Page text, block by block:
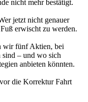
nicht mehr bestätigt.
jetzt nicht genauer
erwischt zu werden.
wir fünf Aktien, bei
sind – und wo sich
anbieten könnten.
die Korrektur Fahrt